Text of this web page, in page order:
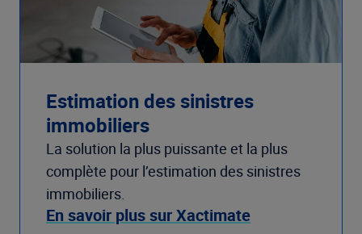
Estimation des sinistres
immobiliers
La solution la plus puissante et la plus
complète pour l’estimation des sinistres
immobiliers.
En savoir plus sur Xactimate